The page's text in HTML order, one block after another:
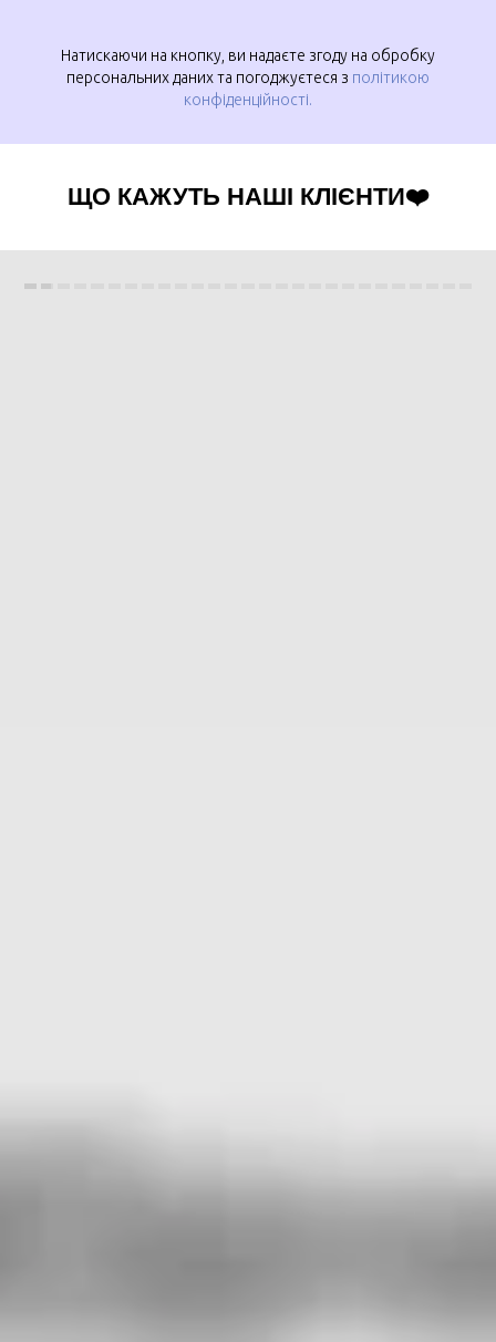
Натискаючи на кнопку, ви надаєте згоду на обробку
персональних даних та погоджуєтеся з політикою
конфіденційності.
ЩО КАЖУТЬ НАШІ КЛІЄНТИ❤️